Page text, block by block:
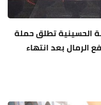
الحسينية تطلق حملة
الرمال بعد انتهاء